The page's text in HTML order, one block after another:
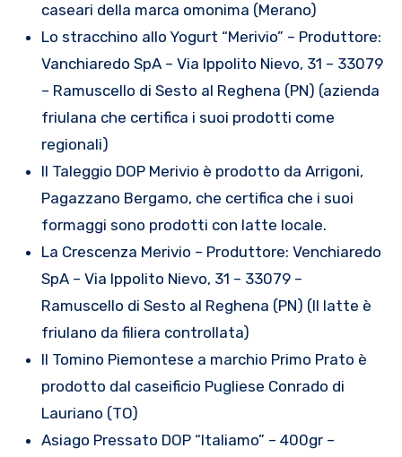
caseari della marca omonima (Merano)
Lo stracchino allo Yogurt “Merivio” – Produttore:
Vanchiaredo SpA – Via Ippolito Nievo, 31 – 33079
– Ramuscello di Sesto al Reghena (PN) (azienda
friulana che certifica i suoi prodotti come
regionali)
Il Taleggio DOP Merivio è prodotto da Arrigoni,
Pagazzano Bergamo, che certifica che i suoi
formaggi sono prodotti con latte locale.
La Crescenza Merivio – Produttore: Venchiaredo
SpA – Via Ippolito Nievo, 31 – 33079 –
Ramuscello di Sesto al Reghena (PN) (Il latte è
friulano da filiera controllata)
Il Tomino Piemontese a marchio Primo Prato è
prodotto dal caseificio Pugliese Conrado di
Lauriano (TO)
Asiago Pressato DOP “Italiamo” – 400gr –